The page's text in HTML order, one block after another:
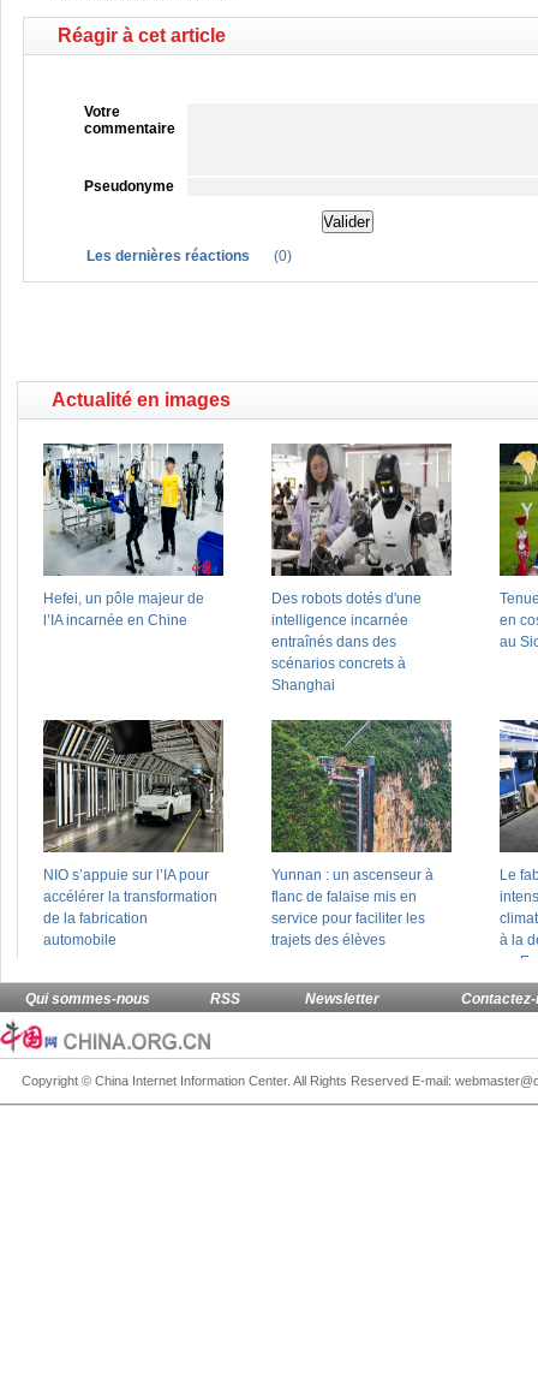
Réagir à cet article
Votre
commentaire
Pseudonyme
Les dernières réactions (0)